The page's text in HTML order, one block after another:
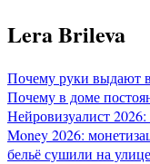
Перейти
к
Lera Brileva
Почему руки выдают
Почему в доме
Нейровизуалист
Money 2026:
бельё сушили на улице